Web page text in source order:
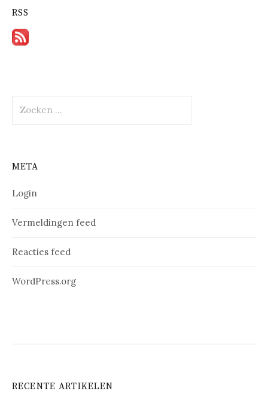
RSS
naar:
META
Login
Vermeldingen feed
Reacties feed
WordPress.org
RECENTE ARTIKELEN